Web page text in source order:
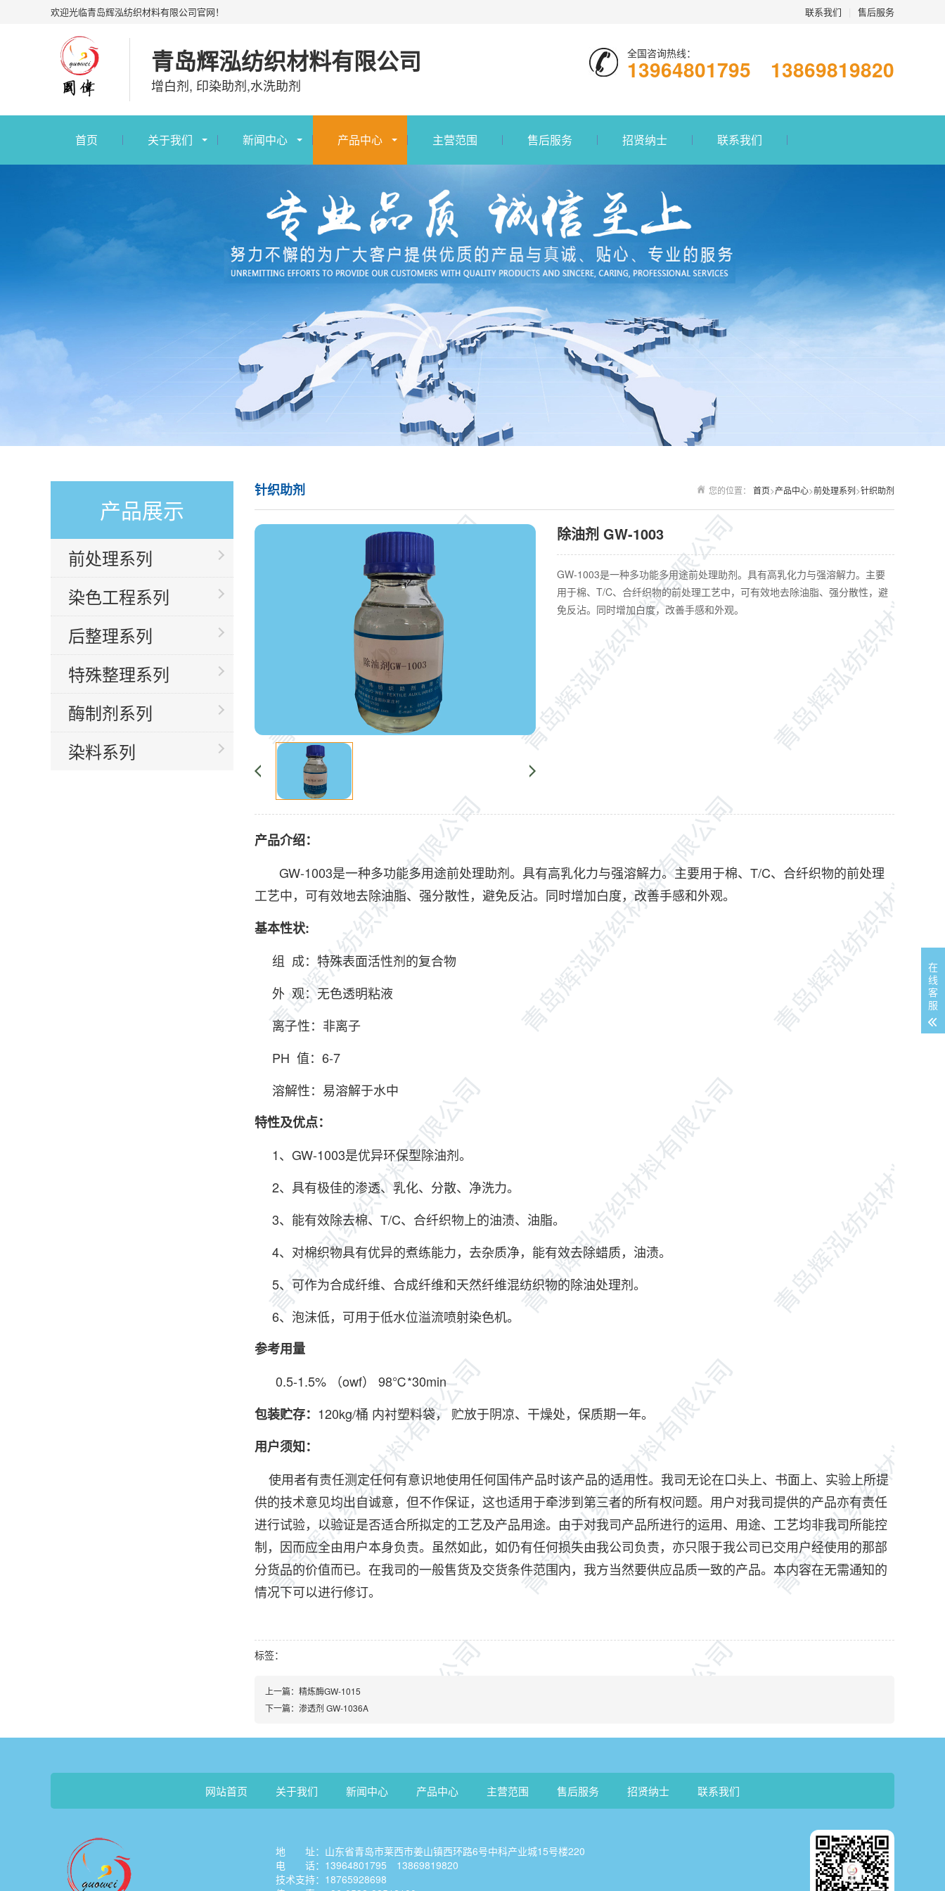
联系我们 售后服务
欢迎光临青岛辉泓纺织材料有限公司官网！
青岛辉泓纺织材料有限公司
增白剂, 印染助剂,水洗助剂
全国咨询热线：
13964801795 13869819820
首页 关于我们 新闻中心 产品中心 主营范围 售后服务 招贤纳士 联系我们
产品展示
前处理系列
染色工程系列
后整理系列
特殊整理系列
酶制剂系列
染料系列
您的位置： 首页>产品中心>前处理系列>针织助剂
针织助剂
除油剂 GW-1003
GW-1003是一种多功能多用途前处理助剂。具有高乳化力与强溶解力。主要
用于棉、T/C、合纤织物的前处理工艺中，可有效地去除油脂、强分散性，避
免反沾。同时增加白度，改善手感和外观。
产品介绍：
GW-1003是一种多功能多用途前处理助剂。具有高乳化力与强溶解力。主要用于棉、T/C、合纤织物的前处理
工艺中，可有效地去除油脂、强分散性，避免反沾。同时增加白度，改善手感和外观。
基本性状:
组 成：特殊表面活性剂的复合物
外 观：无色透明粘液
离子性：非离子
PH 值：6-7
溶解性：易溶解于水中
特性及优点：
1、GW-1003是优异环保型除油剂。
2、具有极佳的渗透、乳化、分散、净洗力。
3、能有效除去棉、T/C、合纤织物上的油渍、油脂。
4、对棉织物具有优异的煮练能力，去杂质净，能有效去除蜡质，油渍。
5、可作为合成纤维、合成纤维和天然纤维混纺织物的除油处理剂。
6、泡沫低，可用于低水位溢流喷射染色机。
参考用量
0.5-1.5% （owf） 98℃*30min
包装贮存： 120kg/桶 内衬塑料袋， 贮放于阴凉、干燥处，保质期一年。
用户须知：
使用者有责任测定任何有意识地使用任何国伟产品时该产品的适用性。我司无论在口头上、书面上、实验上所提
供的技术意见均出自诚意，但不作保证，这也适用于牵涉到第三者的所有权问题。用户对我司提供的产品亦有责任
进行试验，以验证是否适合所拟定的工艺及产品用途。由于对我司产品所进行的运用、用途、工艺均非我司所能控
制，因而应全由用户本身负责。虽然如此，如仍有任何损失由我公司负责，亦只限于我公司已交用户经使用的那部
分货品的价值而已。在我司的一般售货及交货条件范围内，我方当然要供应品质一致的产品。本内容在无需通知的
情况下可以进行修订。
标签：
上一篇： 精炼酶GW-1015
下一篇： 渗透剂 GW-1036A
网站首页 关于我们 新闻中心 产品中心 主营范围 售后服务 招贤纳士 联系我们
地 址：山东省青岛市莱西市姜山镇西环路6号中科产业城15号楼220
电 话：13964801795 13869819820
技术支持：18765928698
在
线
客
服